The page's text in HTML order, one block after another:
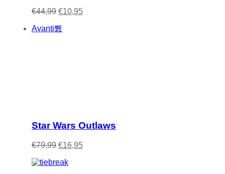
€44,99 €10,95
Avanti
Star Wars Outlaws
€79,99 €16,95